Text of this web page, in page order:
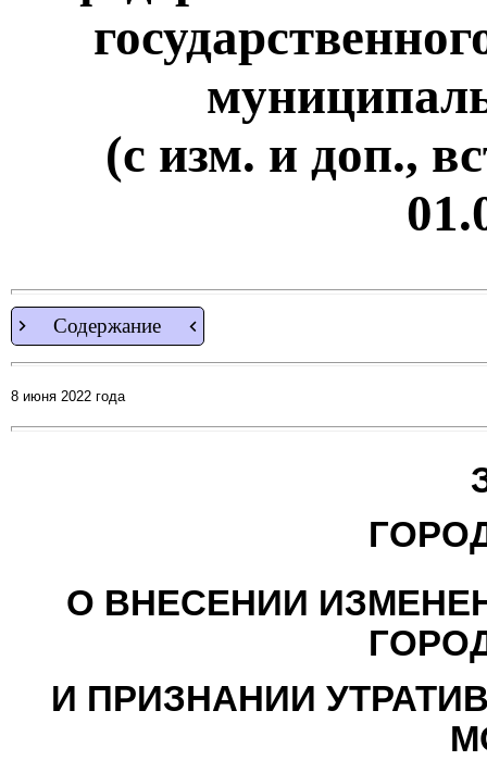
(с изм. и доп.,
Содержание
8 июня 2022 года
О ВНЕСЕНИИ
И ПРИЗНАНИИ